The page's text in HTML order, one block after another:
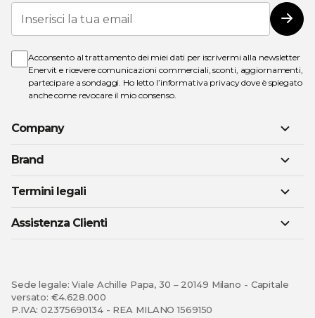
Iscriviti
alla
nostra
Acconsento al trattamento dei miei dati per iscrivermi alla newsletter
Enervit e ricevere comunicazioni commerciali, sconti, aggiornamenti,
partecipare a sondaggi. Ho letto l’informativa privacydove è spiegato
anche come revocare il mio consenso.
Company
Brand
Termini legali
Assistenza Clienti
Sede legale: Viale Achille Papa, 30 – 20149 Milano - Capitale
versato: €4.628.000
P.IVA: 02375690134 - REA MILANO 1569150